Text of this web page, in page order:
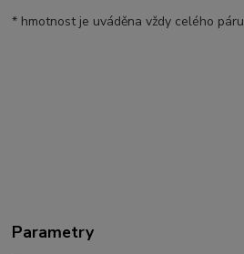
* hmotnost je uváděna vždy celého páru
Parametry